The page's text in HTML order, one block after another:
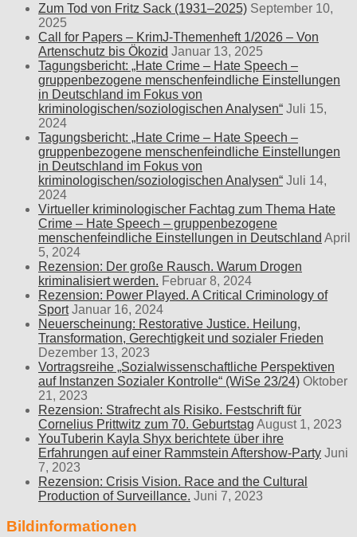
Zum Tod von Fritz Sack (1931–2025) September 10,
2025
Call for Papers – KrimJ-Themenheft 1/2026 – Von
Artenschutz bis Ökozid Januar 13, 2025
Tagungsbericht: „Hate Crime – Hate Speech –
gruppenbezogene menschenfeindliche Einstellungen
in Deutschland im Fokus von
kriminologischen/soziologischen Analysen“ Juli 15,
2024
Tagungsbericht: „Hate Crime – Hate Speech –
gruppenbezogene menschenfeindliche Einstellungen
in Deutschland im Fokus von
kriminologischen/soziologischen Analysen“ Juli 14,
2024
Virtueller kriminologischer Fachtag zum Thema Hate
Crime – Hate Speech – gruppenbezogene
menschenfeindliche Einstellungen in Deutschland April
5, 2024
Rezension: Der große Rausch. Warum Drogen
kriminalisiert werden. Februar 8, 2024
Rezension: Power Played. A Critical Criminology of
Sport Januar 16, 2024
Neuerscheinung: Restorative Justice. Heilung,
Transformation, Gerechtigkeit und sozialer Frieden
Dezember 13, 2023
Vortragsreihe „Sozialwissenschaftliche Perspektiven
auf Instanzen Sozialer Kontrolle“ (WiSe 23/24) Oktober
21, 2023
Rezension: Strafrecht als Risiko. Festschrift für
Cornelius Prittwitz zum 70. Geburtstag August 1, 2023
YouTuberin Kayla Shyx berichtete über ihre
Erfahrungen auf einer Rammstein Aftershow-Party Juni
7, 2023
Rezension: Crisis Vision. Race and the Cultural
Production of Surveillance. Juni 7, 2023
Bildinformationen